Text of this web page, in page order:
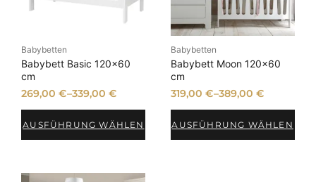
Babybetten
Babybett Basic 120×60
cm
269,00€–339,00€
AUSFÜHRUNG WÄHLEN
Babybetten
Babybett Moon 120×60
cm
319,00 €–389,00 €
AUSFÜHRUNG WÄHLEN